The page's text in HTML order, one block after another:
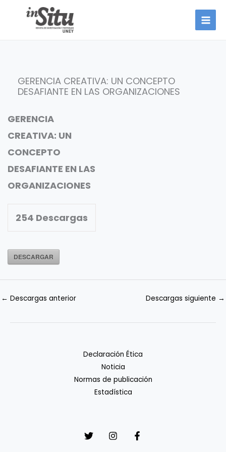
GERENCIA CREATIVA: UN CONCEPTO
DESAFIANTE EN LAS ORGANIZACIONES
GERENCIA
CREATIVA: UN
CONCEPTO
DESAFIANTE EN LAS
ORGANIZACIONES
254 Descargas
DESCARGAR
← Descargas anterior Descargas siguiente →
Declaración Ética
Noticia
Normas de publicación
Estadística